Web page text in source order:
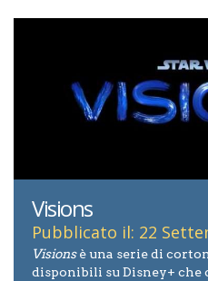
Visions
Pubblicato il: 22
Visionsè una serie di
disponibili su Disney+ che